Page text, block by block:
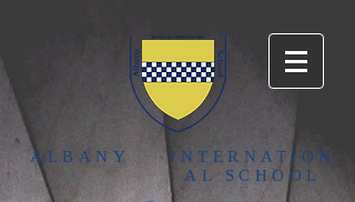
INTERNATION
AL SCHOOL
ALBANY